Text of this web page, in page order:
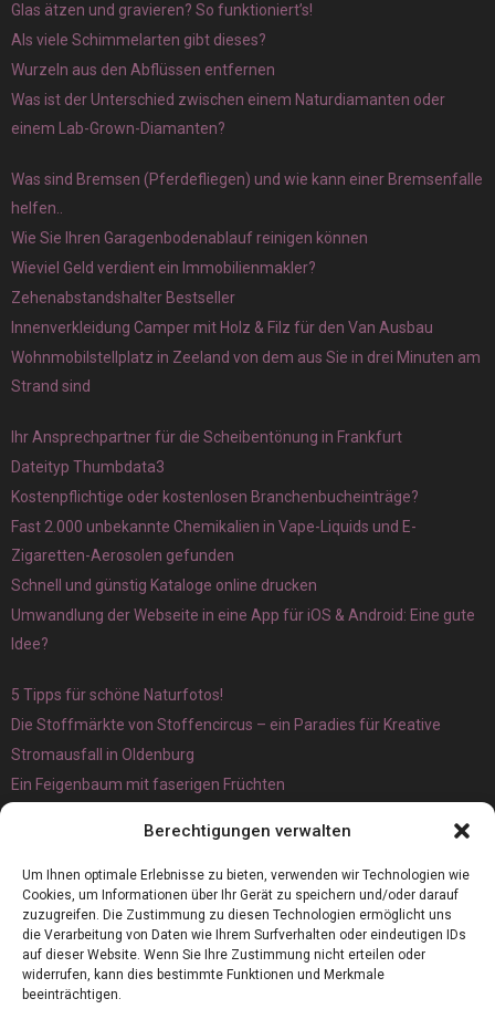
Berechtigungen verwalten
Um Ihnen optimale Erlebnisse zu bieten, verwenden wir Technologien wie
Cookies, um Informationen über Ihr Gerät zu speichern und/oder darauf
zuzugreifen. Die Zustimmung zu diesen Technologien ermöglicht uns
die Verarbeitung von Daten wie Ihrem Surfverhalten oder eindeutigen IDs
auf dieser Website. Wenn Sie Ihre Zustimmung nicht erteilen oder
widerrufen, kann dies bestimmte Funktionen und Merkmale
beeinträchtigen.
Glas ätzen und gravieren? So funktioniert’s!
Als viele Schimmelarten gibt dieses?
Wurzeln aus den Abflüssen entfernen
Was ist der Unterschied zwischen einem Naturdiamanten oder
einem Lab-Grown-Diamanten?
Was sind Bremsen (Pferdefliegen) und wie kann einer Bremsenfalle
helfen..
Wie Sie Ihren Garagenbodenablauf reinigen können
Wieviel Geld verdient ein Immobilienmakler?
Zehenabstandshalter Bestseller
Innenverkleidung Camper mit Holz & Filz für den Van Ausbau
Wohnmobilstellplatz in Zeeland von dem aus Sie in drei Minuten am
Strand sind
Ihr Ansprechpartner für die Scheibentönung in Frankfurt
Dateityp Thumbdata3
Kostenpflichtige oder kostenlosen Branchenbucheinträge?
Fast 2.000 unbekannte Chemikalien in Vape-Liquids und E-
Zigaretten-Aerosolen gefunden
Schnell und günstig Kataloge online drucken
Umwandlung der Webseite in eine App für iOS & Android: Eine gute
Idee?
5 Tipps für schöne Naturfotos!
Die Stoffmärkte von Stoffencircus – ein Paradies für Kreative
Stromausfall in Oldenburg
Ein Feigenbaum mit faserigen Früchten
Magnetangeln